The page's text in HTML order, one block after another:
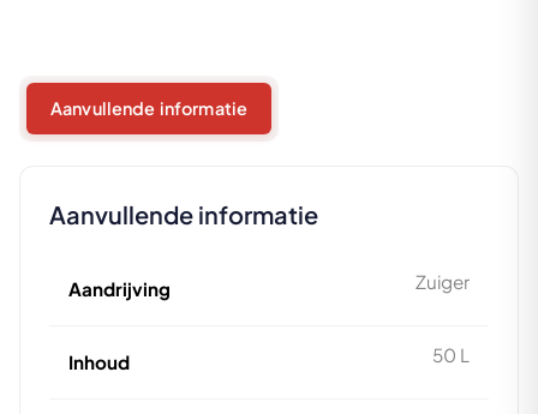
Aanvullende informatie
Aanvullende informatie
Aandrijving Zuiger
Inhoud 50 L